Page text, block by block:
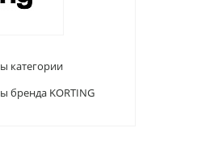
категории
бренда KORTING